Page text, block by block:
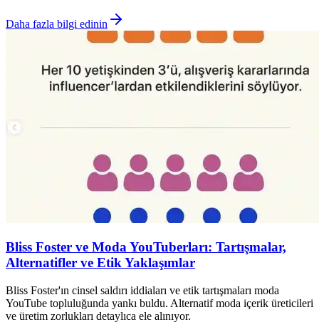
Daha fazla bilgi edinin
Bliss Foster ve Moda YouTuberları: Tartışmalar,
Alternatifler ve Etik Yaklaşımlar
Bliss Foster'ın cinsel saldırı iddiaları ve etik tartışmaları moda
YouTube topluluğunda yankı buldu. Alternatif moda içerik üreticileri
ve üretim zorlukları detaylıca ele alınıyor.